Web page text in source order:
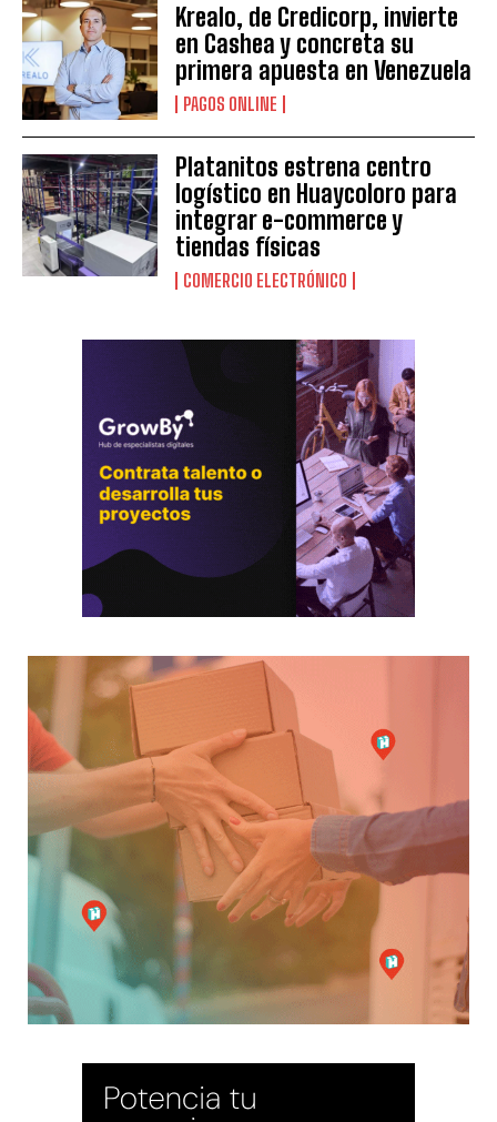
Krealo, de Credicorp, invierte
en Cashea y concreta su
primera apuesta en Venezuela
PAGOS ONLINE
Platanitos estrena centro
logístico en Huaycoloro para
integrar e-commerce y
tiendas físicas
COMERCIO ELECTRÓNICO